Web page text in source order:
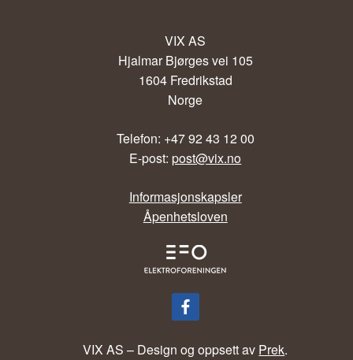
VIX AS
Hjalmar Bjørges vei 105
1604 Fredrikstad
Norge
Telefon: +47 92 43 12 00
E-post:post@vix.no
Informasjonskapsler
Åpenhetsloven
VIX AS – Design og oppsett av Prek.